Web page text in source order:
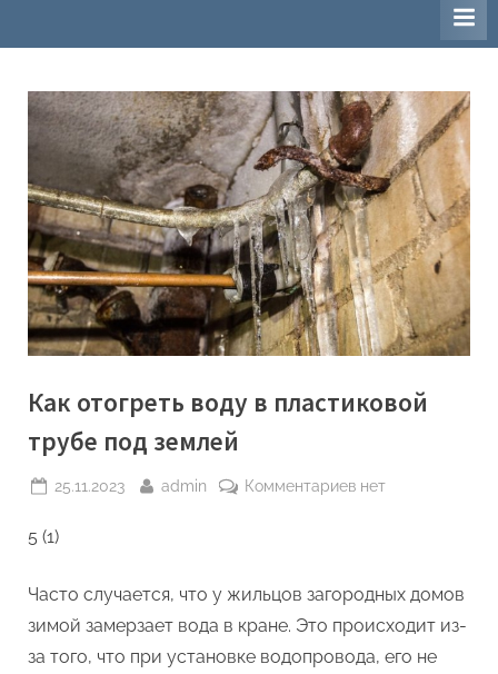
Как отогреть воду в пластиковой
трубе под землей
Posted
25.11.2023 By
admin Комментариевк
воду
пластиковой
трубе
нет
5 (1)
Часто случается, что у жильцов загородных домов
зимой замерзает вода в кране. Это происходит из-
за того, что при установке водопровода, его не